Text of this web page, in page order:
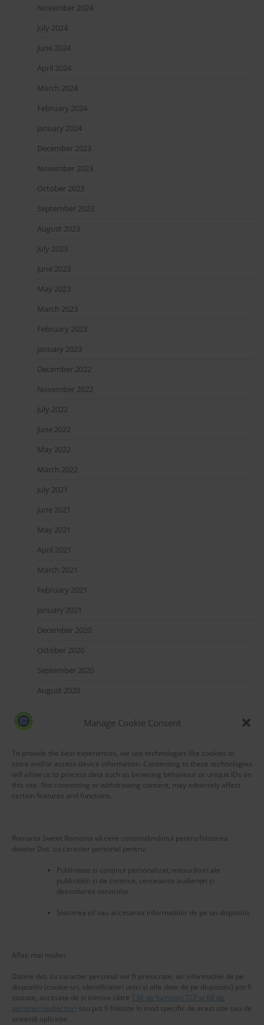
Manage Cookie Consent
To provide the best experiences, we use technologies like cookies to
store and/or access device information. Consenting to these technologies
will allow us to process data such as browsing behaviour or unique IDs on
this site. Not consenting or withdrawing consent, may adversely affect
certain features and functions.
Romania Sweet Romania vă cere consimțământul pentru folosirea
datelor Dvs. cu caracter personal pentru:
Publicitate și conținut personalizat, măsurători ale
publicității și de conținut, cercetarea audienței și
dezvoltarea serviciilor
Stocarea și/ sau accesarea informațiilor de pe un dispozitiv
Aflați mai multe:
Datele dvs. cu caracter personal vor fi prelucrate, iar informațiile de pe
dispozitiv (cookie-uri, identificatori unici și alte date de pe dispozitiv) pot fi
stocate, accesate de și trimise către 136 de furnizori TCF și 66 de
parteneri publicitari sau pot fi folosite în mod specific de acest site sau de
această aplicație.
November 2024
July 2024
June 2024
April 2024
March 2024
February 2024
January 2024
December 2023
November 2023
October 2023
September 2023
August 2023
July 2023
June 2023
May 2023
March 2023
February 2023
January 2023
December 2022
November 2022
July 2022
June 2022
May 2022
March 2022
July 2021
June 2021
May 2021
April 2021
March 2021
February 2021
January 2021
December 2020
October 2020
September 2020
August 2020
March 2020
Blog Stats
53,170 hits